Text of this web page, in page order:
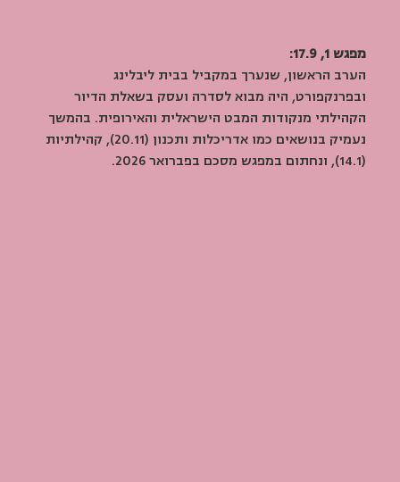
מפגש 1, 17.9:
הערב הראשון, שנערך במקביל בבית ליבלינג
ובפרנקפורט, היה מבוא לסדרה ועסק בשאלת הדיור
הקהילתי מנקודות המבט הישראלית והאירופית. בהמשך
נעמיק בנושאים כמו אדריכלות ותכנון (20.11), קהילתיות
(14.1), ונחתום במפגש מסכם בפברואר 2026.